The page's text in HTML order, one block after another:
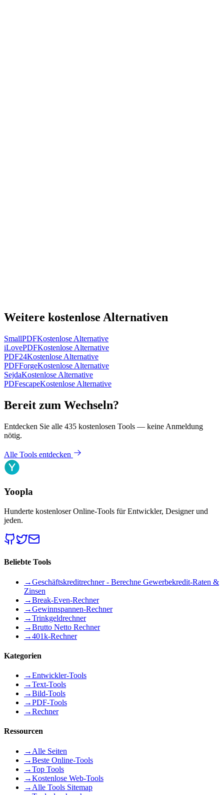
Weitere kostenlose Alternativen
SmallPDFKostenlose Alternative
iLovePDFKostenlose Alternative
PDF24Kostenlose Alternative
PDFForgeKostenlose Alternative
SejdaKostenlose Alternative
PDFescapeKostenlose Alternative
Bereit zum Wechseln?
Entdecken Sie alle 435 kostenlosen Tools — keine Anmeldung
nötig.
Alle Tools entdecken
Yoopla
Hunderte kostenloser Online-Tools für Entwickler, Designer und
jeden.
Beliebte Tools
→Geschäftskreditrechner - Berechne Gewerbekredit-Raten &
Zinsen
→Break-Even-Rechner
→Gewinnspannen-Rechner
→Trinkgeldrechner
→Brutto Netto Rechner
→401k-Rechner
Kategorien
→Entwickler-Tools
→Text-Tools
→Bild-Tools
→PDF-Tools
→Rechner
Ressourcen
→ Alle Seiten
→Beste Online-Tools
→Top Tools
→Kostenlose Web-Tools
→ Alle Tools Sitemap